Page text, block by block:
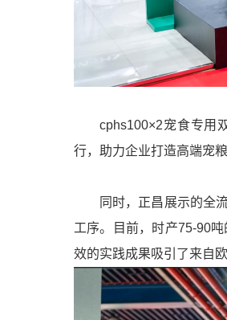
cphs100×2宠食专用
行，助力企业打造高端宠
同时，正昌展示的全
工序。目前，时产75-90
效的实践成果吸引了来自